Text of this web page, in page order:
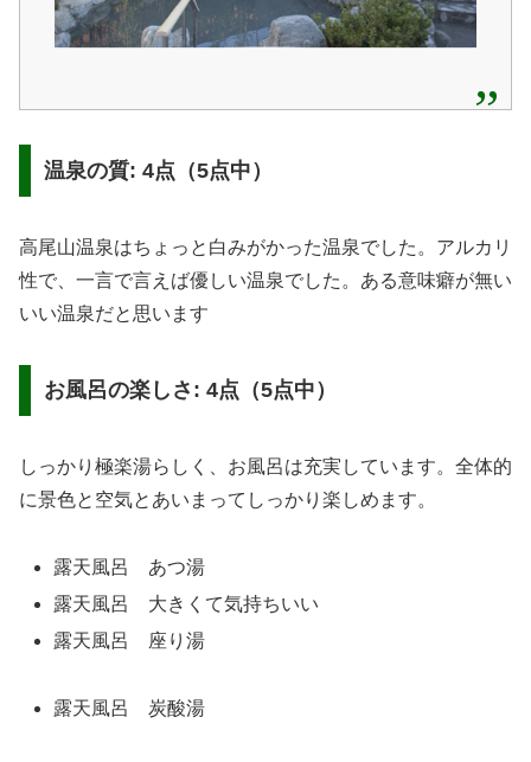
温泉の質: 4点（5点中）
高尾山温泉はちょっと白みがかった温泉でした。アルカリ
性で、一言で言えば優しい温泉でした。ある意味癖が無い
いい温泉だと思います
お風呂の楽しさ: 4点（5点中）
しっかり極楽湯らしく、お風呂は充実しています。全体的
に景色と空気とあいまってしっかり楽しめます。
露天風呂 あつ湯
露天風呂 大きくて気持ちいい
露天風呂 座り湯
露天風呂 炭酸湯